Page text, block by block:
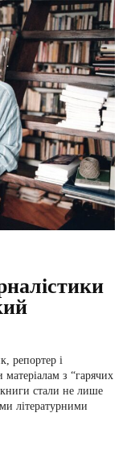
репортер і
матеріалам з “гарячих
стали не лише
літературними